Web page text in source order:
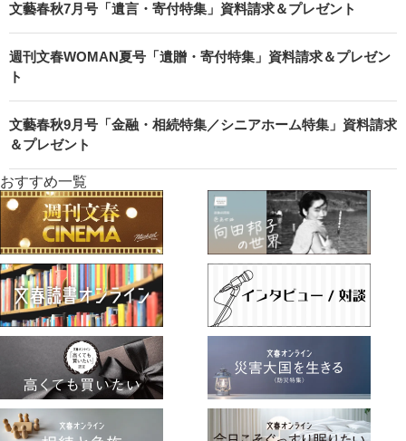
文藝春秋7月号「遺言・寄付特集」資料請求＆プレゼント
週刊文春WOMAN夏号「遺贈・寄付特集」資料請求＆プレゼン
ト
文藝春秋9月号「金融・相続特集／シニアホーム特集」資料請求
＆プレゼント
おすすめ一覧